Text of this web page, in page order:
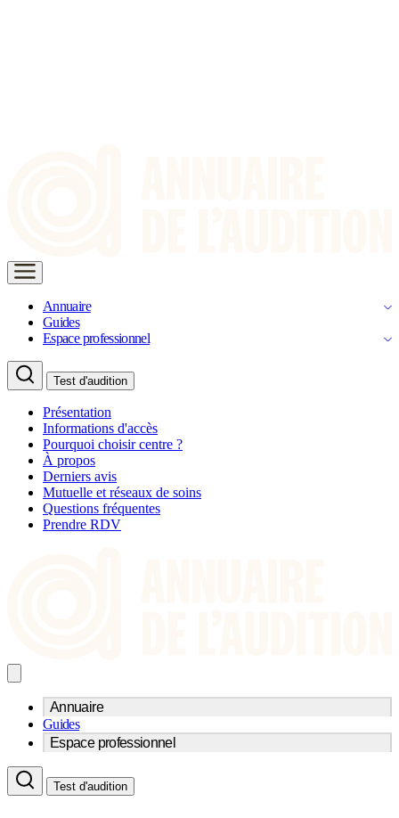
Annuaire
Guides
Espace professionnel
Test d'audition
Présentation
Informations d'accès
Pourquoi choisir centre ?
À propos
Derniers avis
Mutuelle et réseaux de soins
Questions fréquentes
Prendre RDV
Annuaire
Trouvez un professionnel de l'audition
Centre d'audioprothèse
Médecins ORL & Phoniatres
Guides
Espace professionnel
Acteurs et services
Fournisseurs
Test d'audition